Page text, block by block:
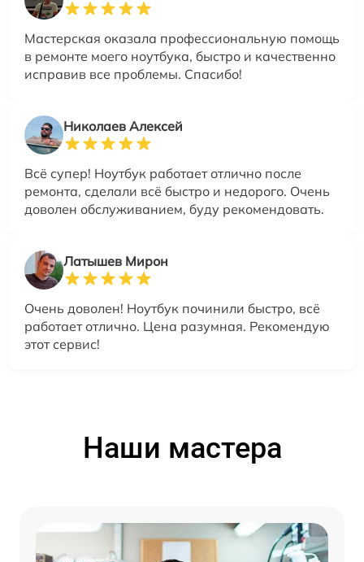
Мастерская оказала профессиональную помощь
в ремонте моего ноутбука, быстро и качественно
исправив все проблемы. Спасибо!
Николаев Алексей
Всё супер! Ноутбук работает отлично после
ремонта, сделали всё быстро и недорого. Очень
доволен обслуживанием, буду рекомендовать.
Латышев Мирон
Очень доволен! Ноутбук починили быстро, всё
работает отлично. Цена разумная. Рекомендую
этот сервис!
Наши мастера